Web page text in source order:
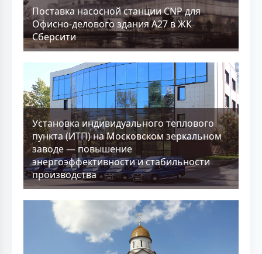
Поставка насосной станции CNP для
Офисно-делового здания А27 в ЖК
Сберсити
Установка индивидуального теплового
пункта (ИТП) на Московском зеркальном
заводе — повышение
энергоэффективности и стабильности
производства